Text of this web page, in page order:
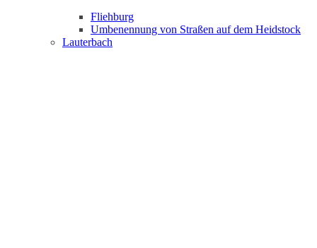
Fliehburg
Umbenennung von Straßen auf dem Heidstock
Lauterbach